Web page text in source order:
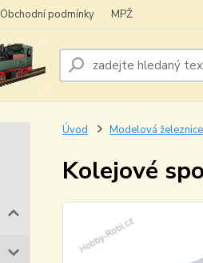
Obchodní podmínky MPŽ
Úvod Modelová železnice
Kolejové